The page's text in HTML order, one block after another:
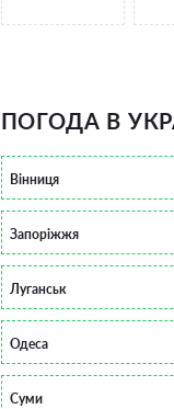
ПОГОДА В
Вінниця
Запоріжжя
Луганськ
Одеса
Суми